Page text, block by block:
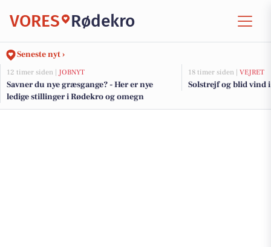
VORES Rødekro
Seneste nyt ›
12 timer siden | JOBNYT
Savner du nye græsgange? - Her er nye
ledige stillinger i Rødekro og omegn
18 timer siden | VEJRET
Solstrejf og blid vind